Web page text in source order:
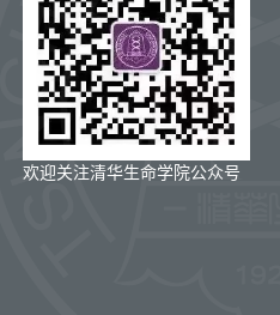
欢迎关注清华生命学院公众号